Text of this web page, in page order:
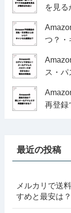
を見る
つ？・
ス・
再登録
最近の投稿
メルカリで送
すめと最安は？